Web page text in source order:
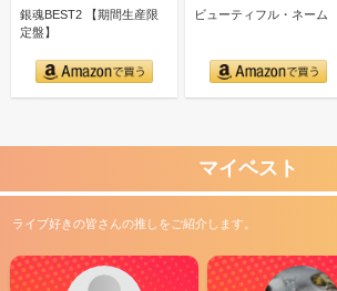
銀魂BEST2 【期間生産限
定盤】
ビューティフル・ネーム
マイベスト
ライブ好きの皆さんの推しをご紹介します。